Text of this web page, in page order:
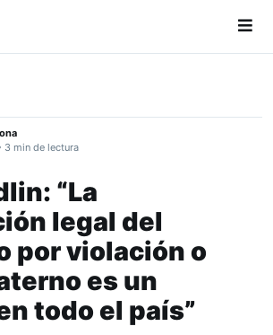
3 min de lectura
“La
legal del
por violación o
es un
todo el país”